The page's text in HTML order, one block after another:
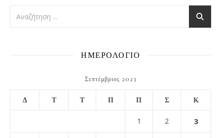
ΗΜΕΡΟΛΟΓΙΟ
Σεπτέμβριος 2023
Δ Τ Τ Π Π Σ Κ
1 2 3